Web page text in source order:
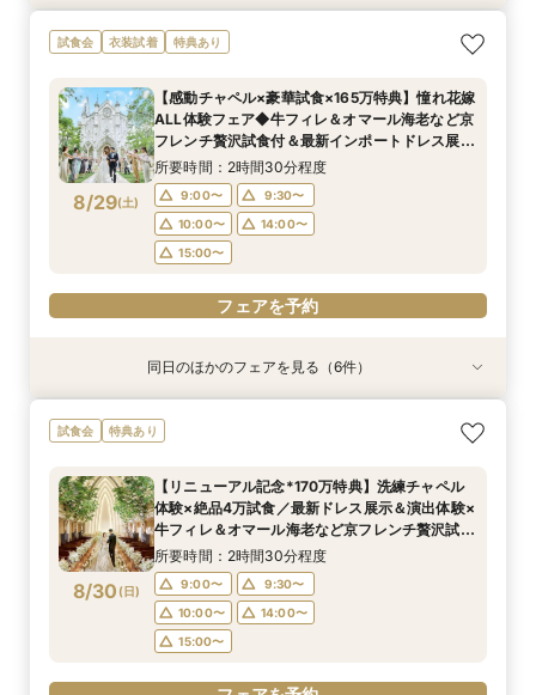
8/28(金)
【初めての見学もオススメ】全館見学＆見積もり
相談＆絶品試食付
11:00〜
13:00〜
14:00〜
15:00〜
フェアを予約
8/28(金)
【10名58万円◆限定プラン紹介】少人数ウエ
ディング相談フェア
12:00〜
14:00〜
16:00〜
フェアを予約
8/28(金)
【ドレス特典付】全館ゆったり見学×挙式体験×
花嫁ドレス診断
11:00〜
13:30〜
15:00〜
17:30〜
フェアを予約
8/28(金)
【料理重視のお二人へ】全館開放見学&4万試食
付フェア♪
11:00〜
12:00〜
13:00〜
14:00〜
フェアを予約
試食会 衣装試着 特典あり
8/29(土)
【感動チャペル×豪華試食×165万特典】憧れ花嫁
ALL体験フェア◆牛フィレ＆オマール海老など京
フレンチ贅沢試食付＆最新インポートドレス展示
付きBIGフェア
所要時間：2時間30分程度
9:00〜
9:30〜
10:00〜
14:00〜
15:00〜
フェアを予約
衣装試着 特典あり
8/29(土)
【マタニティＷ相談会】半年以内ＯＫ＆最大155
万優待付フェア
9:00〜
11:00〜
14:00〜
フェアを予約
衣装試着 特典あり
8/29(土)
【ペットと一緒の結婚式】大切な家族も一緒の結
婚式をご提案
9:00〜
9:30〜
14:00〜
15:00〜
フェアを予約
特典あり
8/29(土)
【家族で挙式＆会食】当館で一番お得な57万円プ
ラン紹介フェア
9:00〜
10:00〜
14:00〜
15:00〜
16:00〜
フェアを予約
衣装試着 特典あり
8/29(土)
【初めての見学も安心】全館見学＆予算相談＆4
万試食付フェア
9:00〜
10:00〜
14:00〜
15:00〜
17:00〜
フェアを予約
衣装試着 特典あり
8/29(土)
【料理重視◎】京フレンチハーフコース試食付
フェア（4万相当）
9:00〜 14:00〜
フェアを予約
衣装試着 特典あり
8/29(土)
【ドレス試着付】憧れのDESTINY LINE★最高峰
ドレス体験付フェア
9:00〜
10:00〜
14:00〜
15:00〜
17:00〜
フェアを予約
同日のほかのフェアを見る（6件）
試食会 特典あり
8/30 (日)
【リニューアル記念*170万特典】洗練チャペル
体験×絶品4万試食／最新ドレス展示＆演出体験×
牛フィレ＆オマール海老など京フレンチ贅沢試食
付きBIGブライダルフェア
所要時間：2時間30分程度
9:00〜
9:30〜
10:00〜
14:00〜
15:00〜